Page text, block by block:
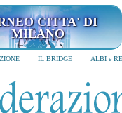
TORNEO CITTA' DI MILANO
dicembre 2026
IL BRIDGE ALBI e